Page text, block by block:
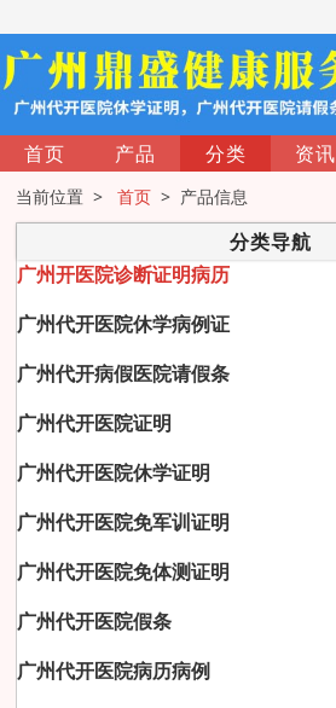
首页 产品 分类 资讯
当前位置 >首页 > 产品信息
分类导航
广州开医院诊断证明病历
广州代开医院休学病例证
广州代开病假医院请假条
广州代开医院证明
广州代开医院休学证明
广州代开医院免军训证明
广州代开医院免体测证明
广州代开医院假条
广州代开医院病历病例